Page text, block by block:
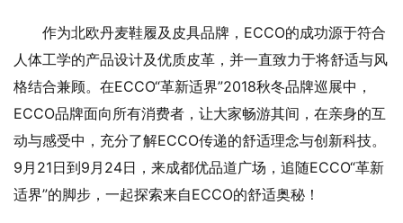
作为北欧丹麦鞋履及皮具品牌，ECCO的成功源于符合
人体工学的产品设计及优质皮革，并一直致力于将舒适与风
格结合兼顾。在ECCO“革新适界”2018秋冬品牌巡展中，
ECCO品牌面向所有消费者，让大家畅游其间，在亲身的互
动与感受中，充分了解ECCO传递的舒适理念与创新科技。
9月21日到9月24日，来成都优品道广场，追随ECCO“革新
适界”的脚步，一起探索来自ECCO的舒适奥秘！